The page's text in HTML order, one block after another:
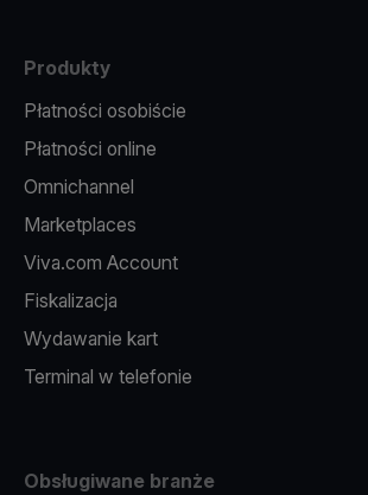
Produkty
Płatności osobiście
Płatności online
Omnichannel
Marketplaces
Viva.com Account
Fiskalizacja
Wydawanie kart
Terminal w telefonie
Obsługiwane branże